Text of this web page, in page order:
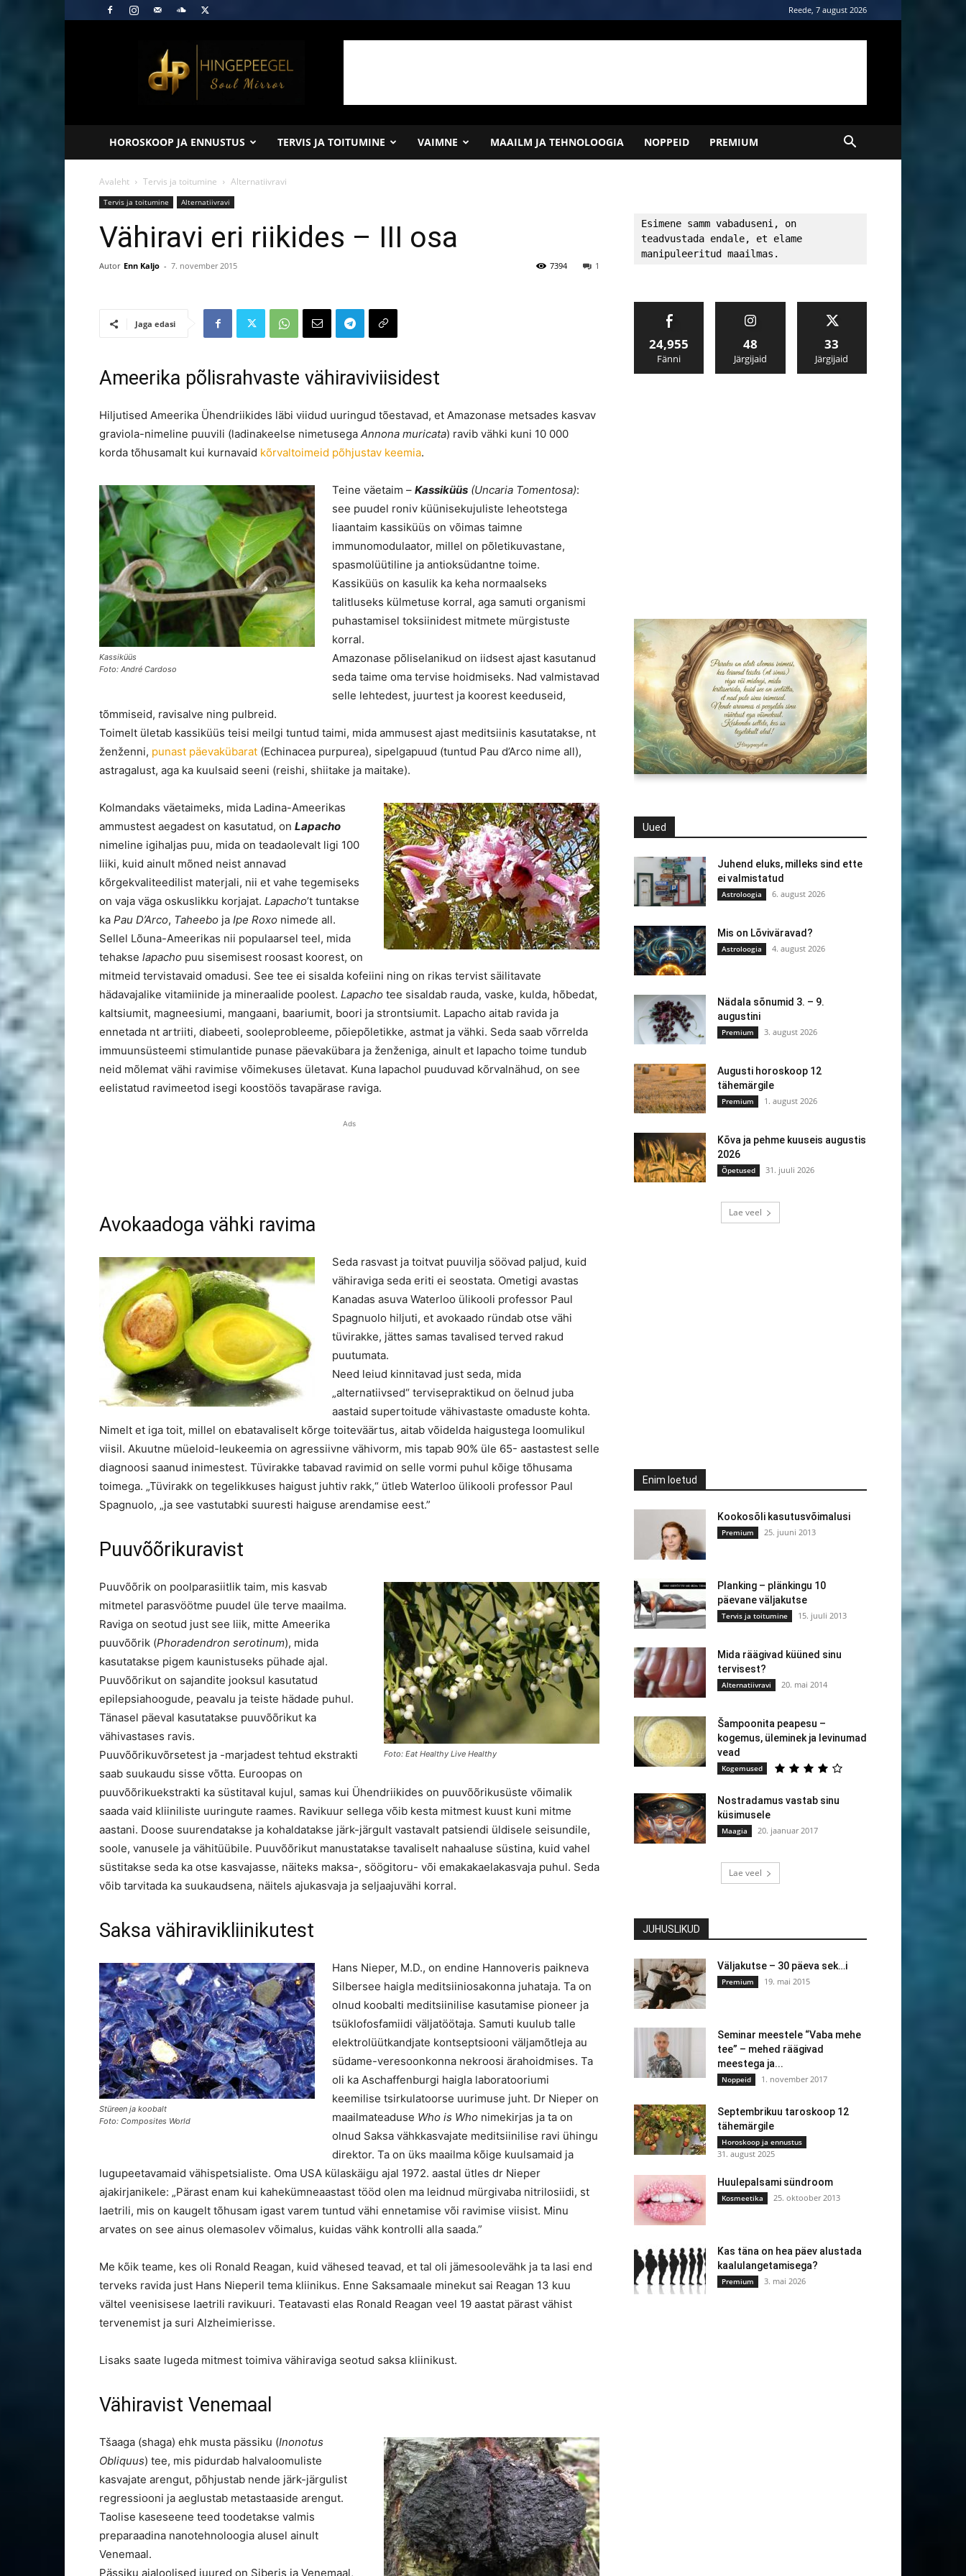
Reede, 7 august 2026
Hingepeegel
HOROSKOOP JA ENNUSTUS TERVIS JA TOITUMINE VAIMNE MAAILM JA TEHNOLOOGIA NOPPEID PREMIUM
Avaleht Tervis ja toitumine Alternatiivravi
Tervis ja toitumine Alternatiivravi
Vähiravi eri riikides – III osa
Autor Enn Kaljo - 7. november 2015 1
7394
Jaga edasi
Ameerika põlisrahvaste vähiraviviisidest
Hiljutised Ameerika Ühendriikides läbi viidud uuringud tõestavad, et Amazonase metsades kasvav
graviola-nimeline puuvili (ladinakeelse nimetusega Annona muricata) ravib vähki kuni 10 000
korda tõhusamalt kui kurnavaid kõrvaltoimeid põhjustav keemia.
Kassiküüs
Foto: André Cardoso
Teine väetaim – Kassiküüs (Uncaria Tomentosa):
see puudel roniv küünisekujuliste leheotstega
liaantaim kassiküüs on võimas taimne
immunomodulaator, millel on põletikuvastane,
spasmolüütiline ja antioksüdantne toime.
Kassiküüs on kasulik ka keha normaalseks
talitluseks külmetuse korral, aga samuti organismi
puhastamisel toksiinidest mitmete mürgistuste
korral.
Amazonase põliselanikud on iidsest ajast kasutanud
seda taime oma tervise hoidmiseks. Nad valmistavad
selle lehtedest, juurtest ja koorest keeduseid,
tõmmiseid, ravisalve ning pulbreid.
Toimelt ületab kassiküüs teisi meilgi tuntud taimi, mida ammusest ajast meditsiinis kasutatakse, nt
ženženni, punast päevakübarat (Echinacea purpurea), sipelgapuud (tuntud Pau d’Arco nime all),
astragalust, aga ka kuulsaid seeni (reishi, shiitake ja maitake).
Kolmandaks väetaimeks, mida Ladina-Ameerikas
ammustest aegadest on kasutatud, on Lapacho
nimeline igihaljas puu, mida on teadaolevalt ligi 100
liiki, kuid ainult mõned neist annavad
kõrgekvaliteedilist materjali, nii et vahe tegemiseks
on vaja väga oskuslikku korjajat. Lapacho’t tuntakse
ka Pau D’Arco, Taheebo ja Ipe Roxo nimede all.
Sellel Lõuna-Ameerikas nii populaarsel teel, mida
tehakse lapacho puu sisemisest roosast koorest, on
mitmeid tervistavaid omadusi. See tee ei sisalda kofeiini ning on rikas tervist säilitavate
hädavajalike vitamiinide ja mineraalide poolest. Lapacho tee sisaldab rauda, vaske, kulda, hõbedat,
kaltsiumit, magneesiumi, mangaani, baariumit, boori ja strontsiumit. Lapacho aitab ravida ja
ennetada nt artriiti, diabeeti, sooleprobleeme, põiepõletikke, astmat ja vähki. Seda saab võrrelda
immuunsüsteemi stimulantide punase päevakübara ja ženženiga, ainult et lapacho toime tundub
neid mõlemat vähi ravimise võimekuses ületavat. Kuna lapachol puuduvad kõrvalnähud, on see
eelistatud ravimeetod isegi koostöös tavapärase raviga.
Ads
Avokaadoga vähki ravima
Seda rasvast ja toitvat puuvilja söövad paljud, kuid
vähiraviga seda eriti ei seostata. Ometigi avastas
Kanadas asuva Waterloo ülikooli professor Paul
Spagnuolo hiljuti, et avokaado ründab otse vähi
tüvirakke, jättes samas tavalised terved rakud
puutumata.
Need leiud kinnitavad just seda, mida
„alternatiivsed“ tervisepraktikud on öelnud juba
aastaid supertoitude vähivastaste omaduste kohta.
Nimelt et iga toit, millel on ebatavaliselt kõrge toiteväärtus, aitab võidelda haigustega loomulikul
viisil. Akuutne müeloid-leukeemia on agressiivne vähivorm, mis tapab 90% üle 65- aastastest selle
diagnoosi saanud inimestest. Tüvirakke tabavad ravimid on selle vormi puhul kõige tõhusama
toimega. „Tüvirakk on tegelikkuses haigust juhtiv rakk,“ ütleb Waterloo ülikooli professor Paul
Spagnuolo, „ja see vastutabki suuresti haiguse arendamise eest.”
Puuvõõrikuravist
Foto: Eat Healthy Live Healthy
Puuvõõrik on poolparasiitlik taim, mis kasvab
mitmetel parasvöötme puudel üle terve maailma.
Raviga on seotud just see liik, mitte Ameerika
puuvõõrik (Phoradendron serotinum), mida
kasutatakse pigem kaunistuseks pühade ajal.
Puuvõõrikut on sajandite jooksul kasutatud
epilepsiahoogude, peavalu ja teiste hädade puhul.
Tänasel päeval kasutatakse puuvõõrikut ka
vähivastases ravis.
Puuvõõrikuvõrsetest ja -marjadest tehtud ekstrakti
saab suukaudu sisse võtta. Euroopas on
puuvõõrikuekstrakti ka süstitaval kujul, samas kui Ühendriikides on puuvõõrikusüste võimalik
saada vaid kliiniliste uuringute raames. Ravikuur sellega võib kesta mitmest kuust kuni mitme
aastani. Doose suurendatakse ja kohaldatakse järk-järgult vastavalt patsiendi üldisele seisundile,
soole, vanusele ja vähitüübile. Puuvõõrikut manustatakse tavaliselt nahaaluse süstina, kuid vahel
süstitakse seda ka otse kasvajasse, näiteks maksa-, söögitoru- või emakakaelakasvaja puhul. Seda
võib tarvitada ka suukaudsena, näitels ajukasvaja ja seljaajuvähi korral.
Saksa vähiravikliinikutest
Stüreen ja koobalt
Foto: Composites World
Hans Nieper, M.D., on endine Hannoveris paikneva
Silbersee haigla meditsiiniosakonna juhataja. Ta on
olnud koobalti meditsiinilise kasutamise pioneer ja
tsüklofosfamiidi väljatöötaja. Samuti kuulub talle
elektrolüütkandjate kontseptsiooni väljamõtleja au
südame-veresoonkonna nekroosi ärahoidmises. Ta
oli ka Aschaffenburgi haigla laboratooriumi
keemilise tsirkulatoorse uurimuse juht. Dr Nieper on
maailmateaduse Who is Who nimekirjas ja ta on
olnud Saksa vähkkasvajate meditsiinilise ravi ühingu
direktor. Ta on üks maailma kõige kuulsamaid ja
lugupeetavamaid vähispetsialiste. Oma USA külaskäigu ajal 1972. aastal ütles dr Nieper
ajakirjanikele: „Pärast enam kui kahekümneaastast tööd olen ma leidnud mürgivaba nitrilosiidi, st
laetrili, mis on kaugelt tõhusam igast varem tuntud vähi ennetamise või ravimise viisist. Minu
arvates on see ainus olemasolev võimalus, kuidas vähk kontrolli alla saada.”
Me kõik teame, kes oli Ronald Reagan, kuid vähesed teavad, et tal oli jämesoolevähk ja ta lasi end
terveks ravida just Hans Nieperil tema kliinikus. Enne Saksamaale minekut sai Reagan 13 kuu
vältel veenisisese laetrili ravikuuri. Teatavasti elas Ronald Reagan veel 19 aastat pärast vähist
tervenemist ja suri Alzheimierisse.
Lisaks saate lugeda mitmest toimiva vähiraviga seotud saksa kliinikust.
Vähiravist Venemaal
Tšaaga (shaga) ehk musta pässiku (Inonotus
Obliquus) tee, mis pidurdab halvaloomuliste
kasvajate arengut, põhjustab nende järk-järgulist
regressiooni ja aeglustab metastaaside arengut.
Taolise kaseseene teed toodetakse valmis
preparaadina nanotehnoloogia alusel ainult
Venemaal.
Pässiku ajaloolised juured on Siberis ja Venemaal,
Esimene samm vabaduseni, on
teadvustada endale, et elame
manipuleeritud maailmas.
24,955
Fänni
48
Järgijaid
33
Järgijaid
Uued
Juhend eluks, milleks sind ette
ei valmistatud
Astroloogia 6. august 2026
Mis on Lõviväravad?
Astroloogia 4. august 2026
Nädala sõnumid 3. – 9.
augustini
Premium 3. august 2026
Augusti horoskoop 12
tähemärgile
Premium 1. august 2026
Kõva ja pehme kuuseis augustis
2026
Õpetused 31. juuli 2026
Lae veel
Enim loetud
Kookosõli kasutusvõimalusi
Premium 25. juuni 2013
Planking – plänkingu 10
päevane väljakutse
Tervis ja toitumine 15. juuli 2013
Mida räägivad küüned sinu
tervisest?
Alternatiivravi 20. mai 2014
Šampoonita peapesu –
kogemus, üleminek ja levinumad
vead
Kogemused
Nostradamus vastab sinu
küsimusele
Maagia 20. jaanuar 2017
Lae veel
JUHUSLIKUD
Väljakutse – 30 päeva sek…i
Premium 19. mai 2015
Seminar meestele “Vaba mehe
tee” – mehed räägivad
meestega ja...
Noppeid 1. november 2017
Septembrikuu taroskoop 12
tähemärgile
Horoskoop ja ennustus
31. august 2025
Huulepalsami sündroom
Kosmeetika 25. oktoober 2013
Kas täna on hea päev alustada
kaalulangetamisega?
Premium 3. mai 2026